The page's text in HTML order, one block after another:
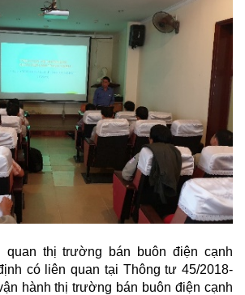
quan thị trường bán buôn điện cạnh
có liên quan tại Thông tư 45/2018-
hành thị trường bán buôn điện cạnh